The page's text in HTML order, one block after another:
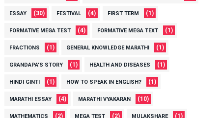
ESSAY (30) FESTIVAL (4) FIRST TERM (1)
FORMATIVE MEGA TEST (4) FORMATIVE MEGA TEXT (1)
FRACTIONS (1) GENERAL KNOWLEDGE MARATHI (1)
GRANDAPA'S STORY (1) HEALTH AND DISEASES (1)
HINDI GINTI (1) HOW TO SPEAK IN ENGLISH? (1)
MARATHI ESSAY (4) MARATHI VYAKARAN (10)
MATHEMATICS (2) MEGA TEST (2) MULAKSHARE (1)